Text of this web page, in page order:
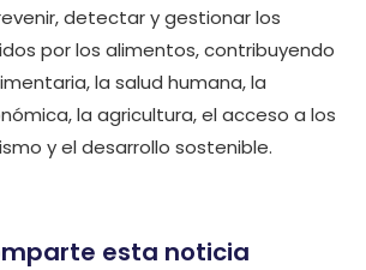
detectar y gestionar los
por los alimentos, contribuyendo
la salud humana, la
la agricultura, el acceso a los
y el desarrollo sostenible.
esta noticia